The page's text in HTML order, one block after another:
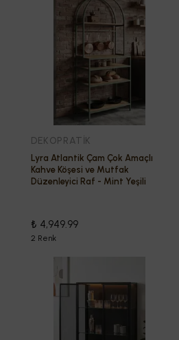
DEKOPRATİK
Lyra Atlantik Çam Çok Amaçlı
Kahve Köşesi ve Mutfak
Düzenleyici Raf - Mint Yeşili
₺ 4,949.99
2 Renk